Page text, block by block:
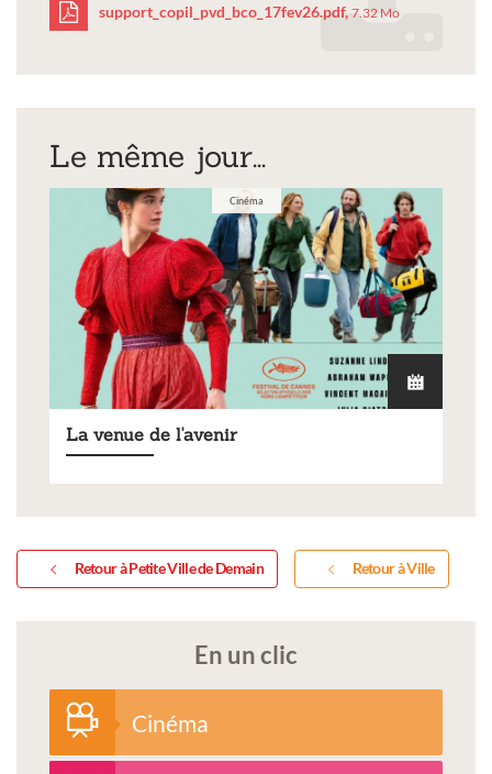
support_copil_pvd_bco_17fev26.pdf, 7.32 Mo
Le même jour...
Cinéma
La venue de l'avenir
Retour à Petite Ville de Demain Retour à Ville
En un clic
Cinéma